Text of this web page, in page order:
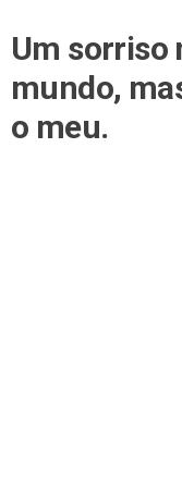
Um sorriso
mundo,
o meu.